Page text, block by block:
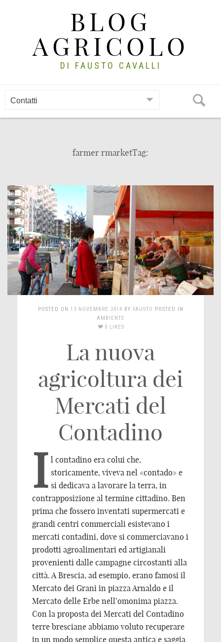
BLOG
AGRICOLO
DI FAUSTO CAVALLI
farmer rmarketTag:
POSTED ON 13 NOVEMBRE 2014 BY FAUSTO POSTED IN
AMBIENTE
0 LIKES
La nuova
agricoltura dei
Mercati del
Contadino
I l contadino era colui che,
storicamente, viveva nel «contado» e
si dedicava a lavorare la terra, in
contrapposizione al termine cittadino. Ben
prima che fossero inventati supermercati e
grandi centri commerciali esistevano i
mercati contadini, dove si commerciavano i
prodotti agroalimentari ed artigianali
provenienti dalle campagne circostanti alla
città. A Brescia, ad esempio, erano famosi il
Mercato dei Grani in piazza Arnaldo e il
Mercato delle Erbe nell’omonima piazza.
Con la proposta dei Mercati del Contadino
terre bresciane abbiamo voluto recuperare
in un modo semplice questa antica e saggia